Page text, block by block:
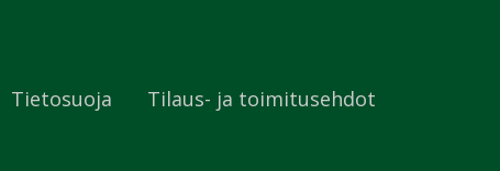
Tietosuoja Tilaus- ja toimitusehdot